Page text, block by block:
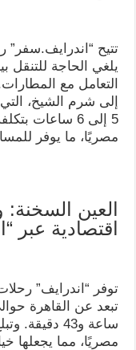
تتيح
يلغي الحاجة للتنقل
التعامل مع
مصريًا، ما يوفر
العين السخنة:
اقتصادية عبر
توفر “اندرايف”
مصريًا، مما يجعلها